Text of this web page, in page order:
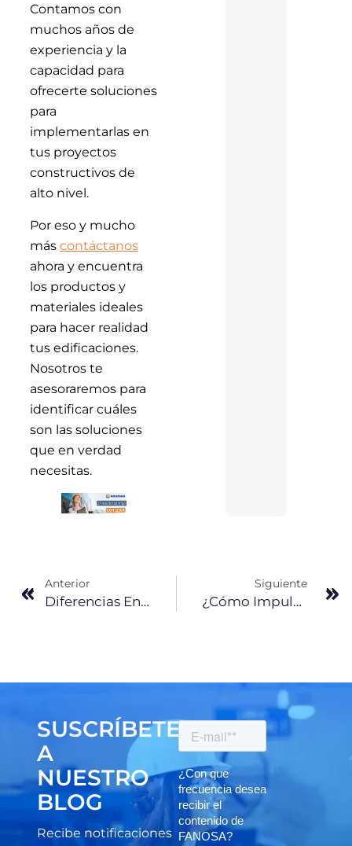
Contamos con
muchos años de
experiencia y la
capacidad para
ofrecerte soluciones
para
implementarlas en
tus proyectos
constructivos de
alto nivel.
Por eso y mucho
más contáctanos
ahora y encuentra
los productos y
materiales ideales
para hacer realidad
tus edificaciones.
Nosotros te
asesoraremos para
identificar cuáles
son las soluciones
que en verdad
necesitas.
Anterior
Diferencias Entre La Bovedilla Y El Casetón De EPS
Siguiente
¿Cómo Impulsar El Confort En La Construcción De Hoteles Y Hospitales?
SUSCRÍBETE
A
NUESTRO
BLOG
Recibe notificaciones